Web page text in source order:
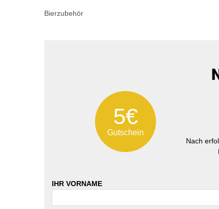
Bierzubehör
5€
Gutschein
Nach
IHR VORNAME